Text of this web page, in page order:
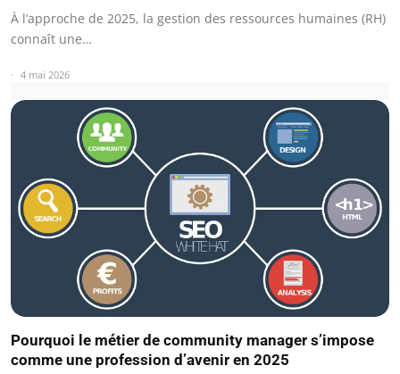
À l’approche de 2025, la gestion des ressources humaines (RH)
connaît une…
4 mai 2026
Pourquoi le métier de community manager s’impose
comme une profession d’avenir en 2025